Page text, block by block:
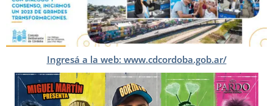
Ingresá a la web: www.cdcordoba.gob.ar/